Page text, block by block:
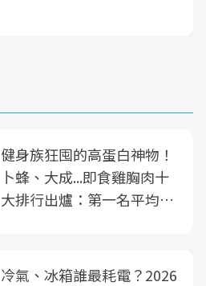
健身族狂囤的高蛋白神物！
卜蜂、大成...即食雞胸肉十
大排行出爐：第一名平均一
冷氣、冰箱誰最耗電？2026